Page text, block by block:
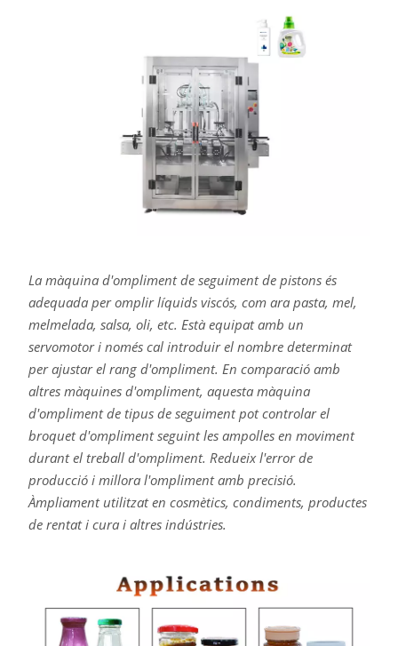
La màquina d'ompliment de seguiment de pistons és
adequada per omplir líquids viscós, com ara pasta, mel,
melmelada, salsa, oli, etc. Està equipat amb un
servomotor i només cal introduir el nombre determinat
per ajustar el rang d'ompliment. En comparació amb
altres màquines d'ompliment, aquesta màquina
d'ompliment de tipus de seguiment pot controlar el
broquet d'ompliment seguint les ampolles en moviment
durant el treball d'ompliment. Redueix l'error de
producció i millora l'ompliment amb precisió.
Àmpliament utilitzat en cosmètics, condiments, productes
de rentat i cura i altres indústries.